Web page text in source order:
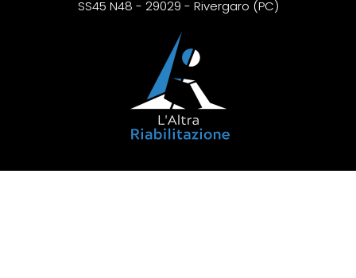
SS45 N48 - 29029 - Rivergaro (PC)